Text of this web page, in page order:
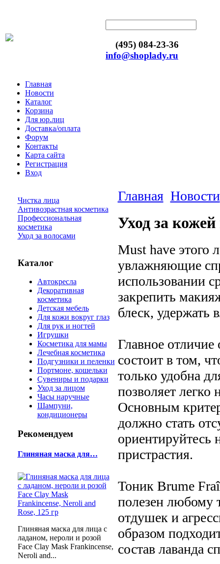
(495) 084-23-36
info@shoplady.ru
Главная
Новости
Каталог
Корзина
Для юр.лиц
Доставка/оплата
Форум
Контакты
Карта сайта
Регистрация
Вход
Чистка лица
Антивозрастная косметика
Профессиональная
косметика
Уход за волосами
Каталог
Автокресла
Декоративная
косметика
Детская мебель
Для кожи вокруг глаз
Для рук и ногтей
Игрушки
Косметика для мамы
Лечебная косметика
Подгузники и пеленки
Портмоне, кошельки
Сувениры и подарки
Уход за лицом
Часы наручные
Шампуни,
кондиционеры
Рекомендуем
Глиняная маска для…
Глиняная маска для лица с
ладаном, нероли и розой
Face Clay Mask Frankincense,
Neroli and...
Главная Новости
Уход за
Must have этого
увлажняющие
использовании
закрепить
блеск, удержать
Главное
состоит в том,
только удобна
позволяет легко
Основным
должно стать
ориентируйтесь
пристрастия.
Тоник Brume
полезен любому
отдушек и
образом
состав лаванда